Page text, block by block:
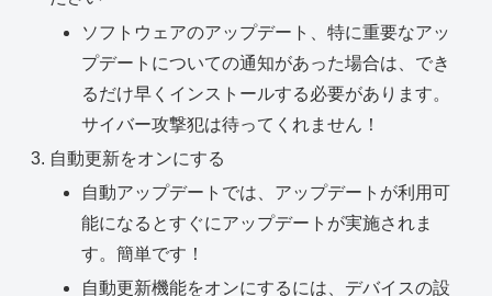
ソフトウェアのアップデート、特に重要なアッ
プデートについての通知があった場合は、でき
るだけ早くインストールする必要があります。
サイバー攻撃犯は待ってくれません！
自動更新をオンにする
自動アップデートでは、アップデートが利用可
能になるとすぐにアップデートが実施されま
す。簡単です！
自動更新機能をオンにするには、デバイスの設